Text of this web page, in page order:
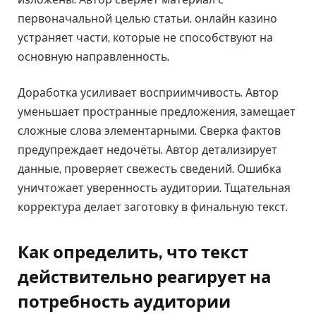
первоначальной целью статьи. онлайн казино
устраняет части, которые не способствуют на
основную направленность.
Доработка усиливает восприимчивость. Автор
уменьшает пространные предложения, замещает
сложные слова элементарными. Сверка фактов
предупреждает недочёты. Автор детализирует
данные, проверяет свежесть сведений. Ошибка
уничтожает уверенность аудитории. Тщательная
корректура делает заготовку в финальную текст.
Как определить, что текст
действительно реагирует на
потребность аудитории